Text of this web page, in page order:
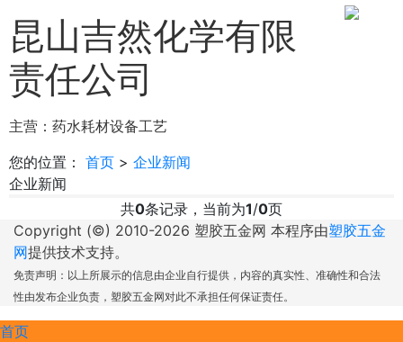
昆山吉然化学有限
责任公司
主营： 药水耗材设备工艺
您的位置： 首页 > 企业新闻
企业新闻
共0条记录，当前为1/0页
Copyright (©) 2010-2026 塑胶五金网 本程序由塑胶五金
网提供技术支持。
免责声明：以上所展示的信息由企业自行提供，内容的真实性、准确性和合法
性由发布企业负责，塑胶五金网对此不承担任何保证责任。
首页